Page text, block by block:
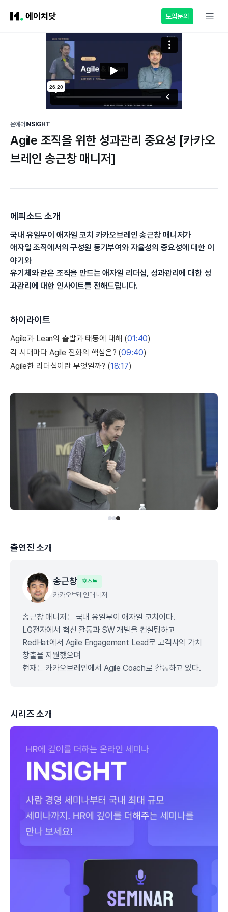
도입문의
온에어 INSIGHT
Agile 조직을 위한 성과관리 중요성 [카카오
브레인 송근창 매니저]
에피소드 소개
국내 유일무이 애자일 코치 카카오브레인 송근창 매니저가
애자일 조직에서의 구성원 동기부여와 자율성의 중요성에 대한 이
야기와
유기체와 같은 조직을 만드는 애자일 리더십, 성과관리에 대한 성
과관리에 대한 인사이트를 전해드립니다.
하이라이트
Agile과 Lean의 출발과 태동에 대해 (01:40)
각 시대마다 Agile 진화의 핵심은? (09:40)
Agile한 리더십이란 무엇일까? (18:17)
출연진 소개
송근창 호스트
카카오브레인매니저
송근창 매니저는 국내 유일무이 애자일 코치이다.
LG전자에서 혁신 활동과 SW 개발을 컨설팅하고
RedHat에서 Agile Engagement Lead로 고객사의 가치
창출을 지원했으며
현재는 카카오브레인에서 Agile Coach로 활동하고 있다.
시리즈 소개